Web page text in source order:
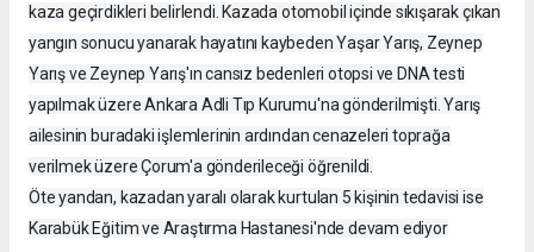
kaza geçirdikleri belirlendi. Kazada otomobil içinde sıkışarak çıkan
yangın sonucu yanarak hayatını kaybeden Yaşar Yarış, Zeynep
Yarış ve Zeynep Yarış'ın cansız bedenleri otopsi ve DNA testi
yapılmak üzere Ankara Adli Tıp Kurumu'na gönderilmişti. Yarış
ailesinin buradaki işlemlerinin ardından cenazeleri toprağa
verilmek üzere Çorum'a gönderileceği öğrenildi.
Öte yandan, kazadan yaralı olarak kurtulan 5 kişinin tedavisi ise
Karabük Eğitim ve Araştırma Hastanesi'nde devam ediyor